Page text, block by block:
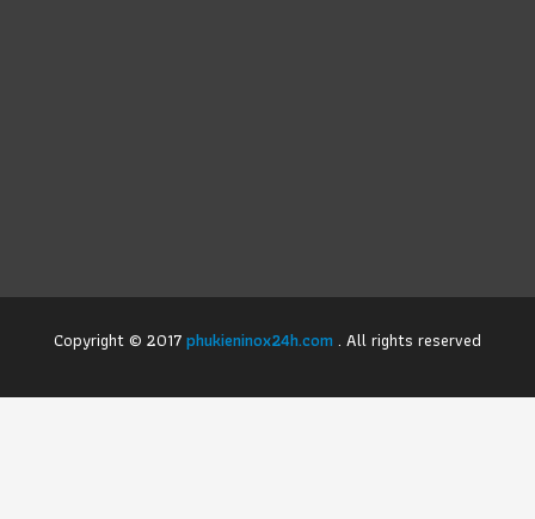
Copyright © 2017phukieninox24h.com. All rights reserved